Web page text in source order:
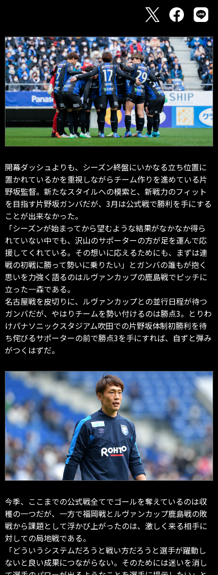
開幕ダッシュよりも、シーズン終盤にいかなる立ち位置に
置かれているかを重視しながらチーム作りを進めている片
野坂監督。新たなスタイルへの模索と、新戦力のフィット
を目指す片野坂ガンバだが、3月は公式戦で勝利を手にする
ことが出来なかった。
「シーズンが始まってから望むような結果がなかなか得ら
れていない中でも、沢山のサポーターの方が足を運んで応
援してくれている。その想いに応えるためにも、まずは連
戦の初戦に勝って勢いに乗りたい」とガンバの誰もが抱く
思いを力強く語るのはルヴァンカップの鹿島戦でピッチに
立った一森である。
名古屋戦を皮切りに、ルヴァンカップとの並行日程が待つ
ガンバだが、やはりチームを勢い付けるのは勝点3。とりわ
けパナソニックスタジアム吹田での片野坂体制初勝利を待
ち侘びるサポーターの前で勝点3を手にすれば、自ずと弾み
がつくはずだ。
今季、ここまでの公式戦全てでゴールを奪えているのは収
穫の一つだが、一方で福岡戦とルヴァンカップ鹿島戦の敗
戦から課題として浮かび上がったのは、激しく来る相手に
対しての局地戦である。
「どういうシステムだろうと戦い方だろうと選手が躍動し
ないと良い成果につながらない。そのためには迷いを消し